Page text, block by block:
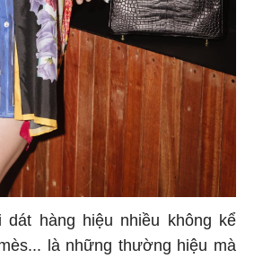
dát hàng hiệu nhiều không kể
là những thường hiệu mà